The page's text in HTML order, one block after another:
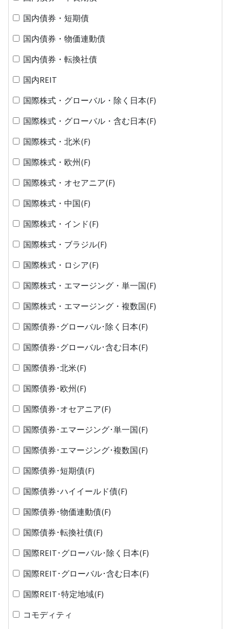
国内債券・短期債
国内債券・物価連動債
国内債券・転換社債
国内REIT
国際株式・グローバル・除く日本(F)
国際株式・グローバル・含む日本(F)
国際株式・北米(F)
国際株式・欧州(F)
国際株式・オセアニア(F)
国際株式・中国(F)
国際株式・インド(F)
国際株式・ブラジル(F)
国際株式・ロシア(F)
国際株式・エマージング・単一国(F)
国際株式・エマージング・複数国(F)
国際債券･グローバル･除く日本(F)
国際債券･グローバル･含む日本(F)
国際債券･北米(F)
国際債券･欧州(F)
国際債券･オセアニア(F)
国際債券･エマージング･単一国(F)
国際債券･エマージング･複数国(F)
国際債券･短期債(F)
国際債券･ハイイールド債(F)
国際債券･物価連動債(F)
国際債券･転換社債(F)
国際REIT･グローバル･除く日本(F)
国際REIT･グローバル･含む日本(F)
国際REIT･特定地域(F)
コモディティ